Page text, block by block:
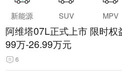
新能源 SUV MPV
阿维塔07L正式上市 限时权
99万-26.99万元
6